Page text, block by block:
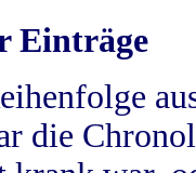
Einträge
die